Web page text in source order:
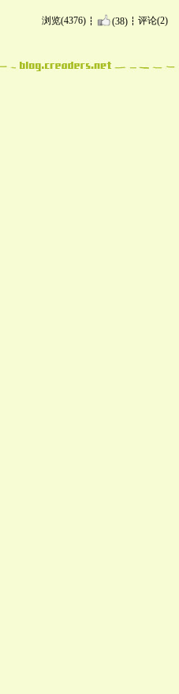
浏览(4376) (38) 评论(2)